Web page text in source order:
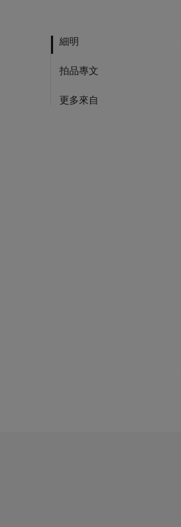
細明
拍品專文
更多來自